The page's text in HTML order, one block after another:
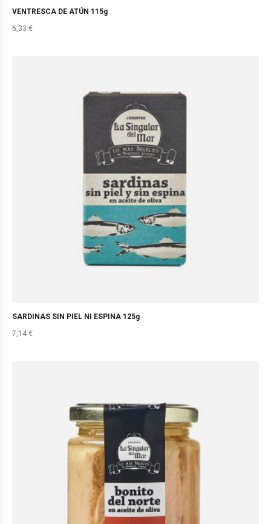
VENTRESCA DE ATÚN 115g
6,33 €
SARDINAS SIN PIEL NI ESPINA 125g
7,14 €